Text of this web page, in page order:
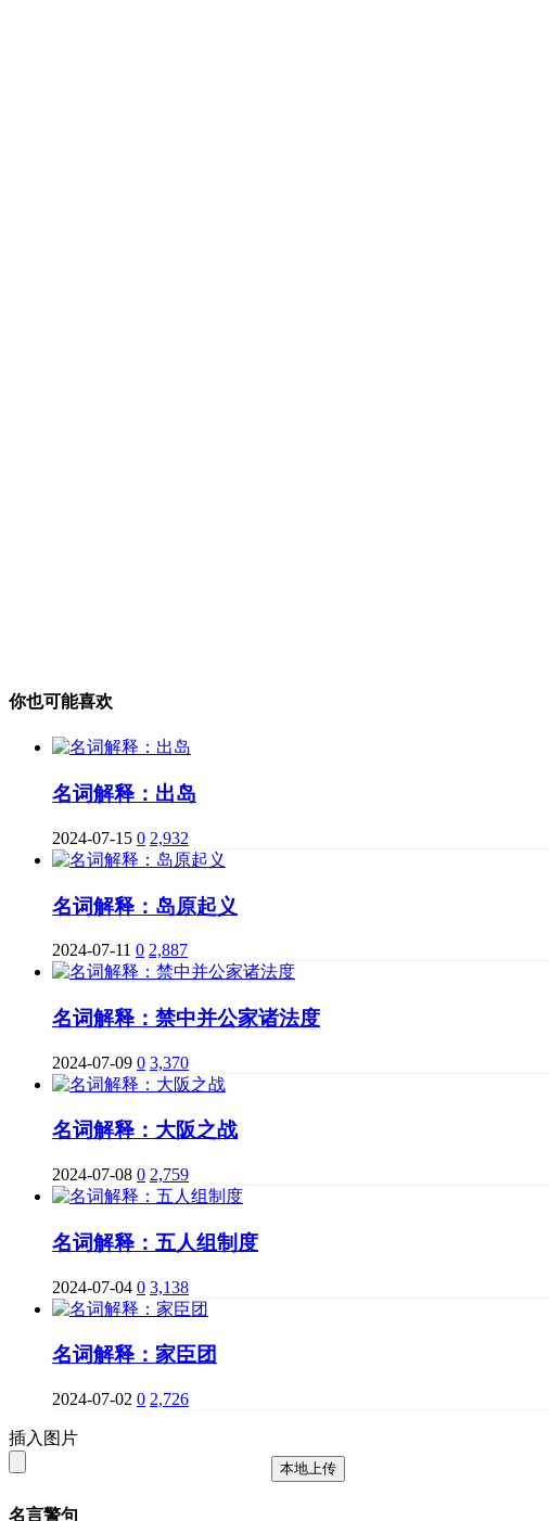
你也可能喜欢
名词解释：出岛
2024-07-15 0 2,932
名词解释：岛原起义
2024-07-11 0 2,887
名词解释：禁中并公家诸法度
2024-07-09 0 3,370
名词解释：大阪之战
2024-07-08 0 2,759
名词解释：五人组制度
2024-07-04 0 3,138
名词解释：家臣团
2024-07-02 0 2,726
插入图片
本地上传
名言警句